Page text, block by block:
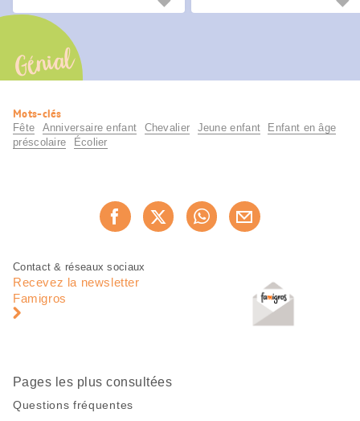
Génial
Informations
utiles
Mots-clés
Fête Anniversaire enfant Chevalier Jeune enfant
Enfant en âge
préscolaire
Écolier
Recommander maintenant
Pied
page
Navigation
pied
Contact & réseaux sociaux
Recevez la newsletter
Famigros
Pages les plus consultées
Questions fréquentes